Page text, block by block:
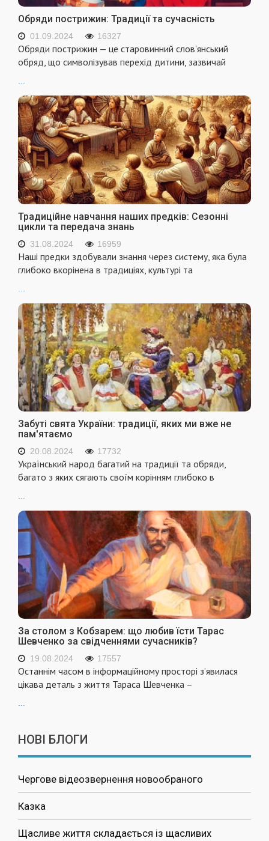
Обряди пострижин: Традиції та сучасність
01.09.2024 16327
Обряди пострижин — це старовинний слов'янський
обряд, що символізував перехід дитини, зазвичай
...
Традиційне навчання наших предків: Сезонні
цикли та передача знань
31.08.2024 16959
Наші предки здобували знання через систему, яка була
глибоко вкорінена в традиціях, культурі та
Забуті свята України: традиції, яких ми вже не
пам'ятаємо
20.08.2024 17732
Український народ багатий на традиції та обряди,
багато з яких сягають своїм корінням глибоко в
За столом з Кобзарем: що любив їсти Тарас
Шевченко за свідченнями сучасників?
19.08.2024 17557
Останнім часом в інформаційному просторі з’явилася
цікава деталь з життя Тараса Шевченка –
...
НОВІ БЛОГИ
Чергове відеозвернення новообраного
Казка
Щасливе життя складається із щасливих